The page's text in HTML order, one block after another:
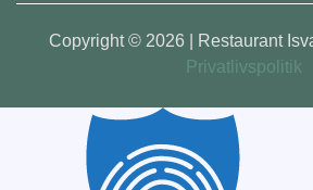
Copyright © 2026 | Restaurant
Privatlivspolitik